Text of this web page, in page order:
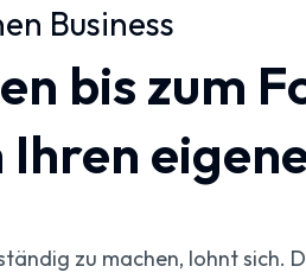
Business
bis zum
zu machen, lohnt sich.